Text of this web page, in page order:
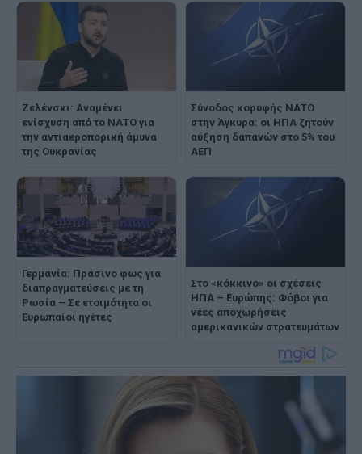
Ζελένσκι: Αναμένει
ενίσχυση από το ΝΑΤΟ για
την αντιαεροπορική άμυνα
της Ουκρανίας
Σύνοδος κορυφής ΝΑΤΟ
στην Άγκυρα: οι ΗΠΑ ζητούν
αύξηση δαπανών στο 5% του
ΑΕΠ
Γερμανία: Πράσινο φως για
διαπραγματεύσεις με τη
Ρωσία – Σε ετοιμότητα οι
Ευρωπαίοι ηγέτες
Στο «κόκκινο» οι σχέσεις
ΗΠΑ – Ευρώπης: Φόβοι για
νέες αποχωρήσεις
αμερικανικών στρατευμάτων